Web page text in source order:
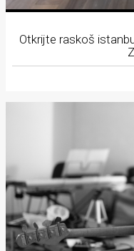
Otkrijte raskoš